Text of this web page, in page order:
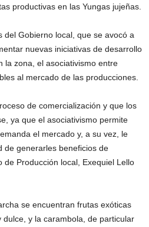
productivas en las Yungas jujeñas.
del Gobierno local, que se avocó a
nuevas iniciativas de desarrollo
la zona, el asociativismo entre
al mercado de las producciones.
de comercialización y que los
ya que el asociativismo permite
el mercado y, a su vez, le
de generarles beneficios de
de Producción local, Exequiel Lello
se encuentran frutas exóticas
y la carambola, de particular